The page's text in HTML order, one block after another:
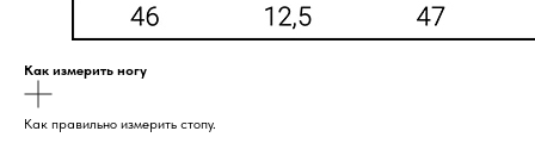
Как измерить ногу
Как правильно измерить стопу.